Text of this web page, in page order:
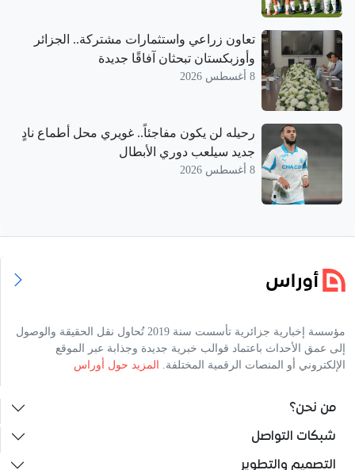
تعاون زراعي واستثمارات مشتركة.. الجزائر
وأوزبكستان تبحثان آفاقًا جديدة
8 أغسطس 2026
رحيله لن يكون مفاجئاً.. غويري محل أطماع نادٍ
جديد سيلعب دوري الأبطال
8 أغسطس 2026
مؤسسة إخبارية جزائرية تأسست سنة 2019 تُحاول نقل الحقيقة والوصول
إلى عمق الأحداث باعتماد قوالب خبرية جديدة وجذابة عبر الموقع
الإلكتروني أو المنصات الرقمية المختلفة.
المزيد حول أوراس
من نحن؟
شبكات التواصل
التصميم والتطوير